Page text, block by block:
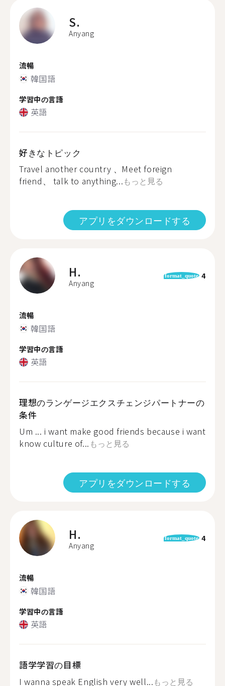
S.
Anyang
流暢
韓国語
学習中の言語
英語
好きなトピック
Travel another country 、Meet foreign
friend、 talk to anything...もっと見る
アプリをダウンロードする
H.
Anyang
format_quote 4
流暢
韓国語
学習中の言語
英語
理想のランゲージエクスチェンジパートナーの
条件
Um ... i want make good friends because i want
know culture of... もっと見る
アプリをダウンロードする
H.
Anyang
format_quote 4
流暢
韓国語
学習中の言語
英語
語学学習の目標
I wanna speak English very well...もっと見る